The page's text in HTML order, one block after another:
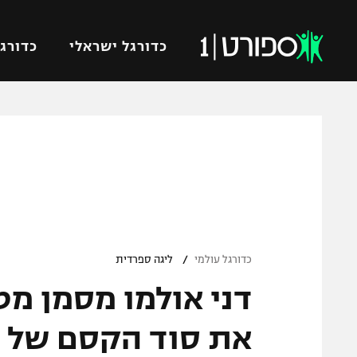
כדורגל ישראלי
ברחבה
"מעל הליגה" – פודקאסט
מכבי
בית"ר
כדורגל עולמי / ליגה ספרדית
דני אולמו מסמן
את סוד הקסם של